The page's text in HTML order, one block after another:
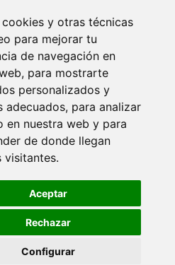
cookies y otras técnicas
para mejorar tu
de navegación en
para mostrarte
personalizados y
adecuados, para analizar
en nuestra web y para
de donde llegan
visitantes.
Aceptar
Rechazar
Configurar
preferences
© 2025 viki.es